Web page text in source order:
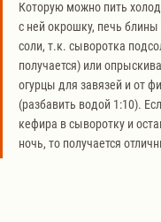
Которую можно пить
с ней окрошку, печь
соли, т.к. сыворотка
получается) или
огурцы для завязей и от
(разбавить водой 1:10).
кефира в сыворотку и
ночь, то получается